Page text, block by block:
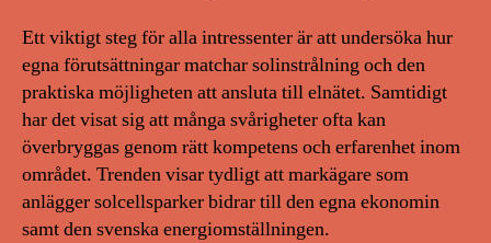
Ett viktigt steg för alla intressenter är att undersöka hur
egna förutsättningar matchar solinstrålning och den
praktiska möjligheten att ansluta till elnätet. Samtidigt
har det visat sig att många svårigheter ofta kan
överbryggas genom rätt kompetens och erfarenhet inom
området. Trenden visar tydligt att markägare som
anlägger solcellsparker bidrar till den egna ekonomin
samt den svenska energiomställningen.